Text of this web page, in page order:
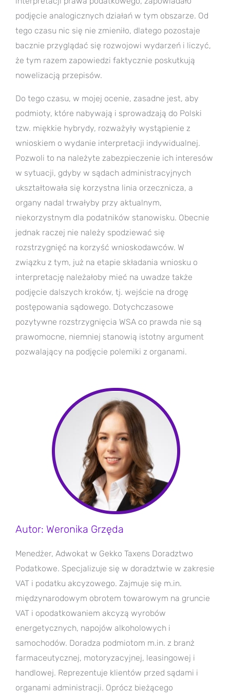
podjęcie analogicznych działań w tym obszarze. Od
tego czasu nic się nie zmieniło, dlatego pozostaje
bacznie przyglądać się rozwojowi wydarzeń i liczyć,
że tym razem zapowiedzi faktycznie poskutkują
nowelizacją przepisów.
Do tego czasu, w mojej ocenie, zasadne jest, aby
podmioty, które nabywają i sprowadzają do Polski
tzw. miękkie hybrydy, rozważyły wystąpienie z
wnioskiem o wydanie interpretacji indywidualnej.
Pozwoli to na należyte zabezpieczenie ich interesów
w sytuacji, gdyby w sądach administracyjnych
ukształtowała się korzystna linia orzecznicza, a
organy nadal trwałyby przy aktualnym,
niekorzystnym dla podatników stanowisku. Obecnie
jednak raczej nie należy spodziewać się
rozstrzygnięć na korzyść wnioskodawców. W
związku z tym, już na etapie składania wniosku o
interpretację należałoby mieć na uwadze także
podjęcie dalszych kroków, tj. wejście na drogę
postępowania sądowego. Dotychczasowe
pozytywne rozstrzygnięcia WSA co prawda nie są
prawomocne, niemniej stanowią istotny argument
pozwalający na podjęcie polemiki z organami.
Autor: Weronika Grzęda
Menedżer, Adwokat w Gekko Taxens Doradztwo
Podatkowe. Specjalizuje się w doradztwie w zakresie
VAT i podatku akcyzowego. Zajmuje się m.in.
międzynarodowym obrotem towarowym na gruncie
VAT i opodatkowaniem akcyzą wyrobów
energetycznych, napojów alkoholowych i
samochodów. Doradza podmiotom m.in. z branż
farmaceutycznej, motoryzacyjnej, leasingowej i
handlowej. Reprezentuje klientów przed sądami i
organami administracji. Oprócz bieżącego